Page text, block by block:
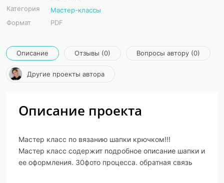
Категория
Мастер-классы
Формат
PDF
Описание Отзывы (0) Вопросы автору (0)
Другие проекты автора
Описание проекта
Мастер класс по вязанию шапки крючком!!!
Мастер класс содержит подробное описание шапки и
ее оформления. 30фото процесса. обратная связь